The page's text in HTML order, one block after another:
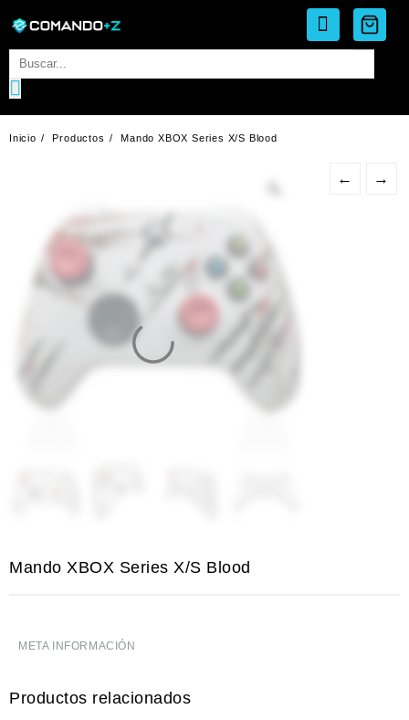
contenido
Inicio Productos Mando XBOX Series X/S Blood
← →
Mando XBOX Series X/S Blood
META INFORMACIÓN
Productos relacionados